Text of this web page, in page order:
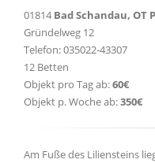
01814 Bad Schandau, OT
Gründelweg 12
Telefon: 035022-43307
12 Betten
Objekt pro Tag ab:60€
Objekt p. Woche ab:350€
Am Fuße des Liliensteins